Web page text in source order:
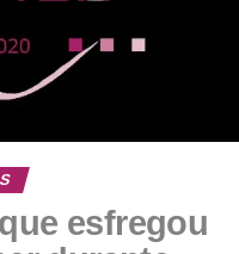
esfregou